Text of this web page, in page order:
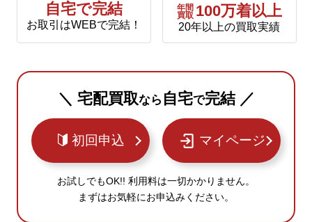
自宅で完結
お取引はWEBで完結！
年間
買取 100万着以上
20年以上の買取実績
＼ 宅配買取なら 自宅で完結 ／
初回申込 マイページ
お試しでもOK!! 利用料は一切かかりません。
まずはお気軽にお申込みください。